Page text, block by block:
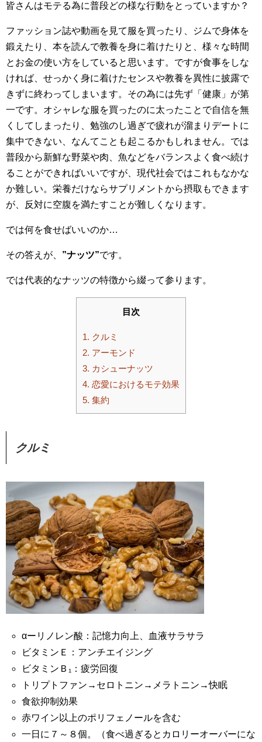
皆さんはモテる為に普段どの様な行動をとっていますか？
ファッション誌や動画を見て服を買ったり、ジムで身体を
鍛えたり、本を読んで教養を身に着けたりと、様々な時間
とお金の使い方をしていると思います。ですが食事をしな
ければ、せっかく身に着けたセンスや教養を異性に披露で
きずに終わってしまいます。その為には先ず「健康」が第
一です。オシャレな服を買ったのに太ったことで自信を無
くしてしまったり、勉強のし過ぎで疲れが溜まりデートに
集中できない、なんてことも起こるかもしれません。では
普段から新鮮な野菜や肉、魚などをバランスよく食べ続け
ることができればいいですが、現代社会ではこれもなかな
か難しい。栄養だけならサプリメントから摂取もできます
が、反対に空腹を満たすことが難しくなります。
では何を食せばいいのか…
その答えが、 ”ナッツ”です。
では代表的なナッツの特徴から綴って参ります。
目次
1. クルミ
2. アーモンド
3. カシューナッツ
4. 恋愛におけるモテ効果
5. 集約
クルミ
αーリノレン酸：記憶力向上、血液サラサラ
ビタミンＥ：アンチエイジング
ビタミンＢ₁：疲労回復
トリプトファン→セロトニン→メラトニン→快眠
食欲抑制効果
赤ワイン以上のポリフェノールを含む
一日に７～８個。（食べ過ぎるとカロリーオーバーにな